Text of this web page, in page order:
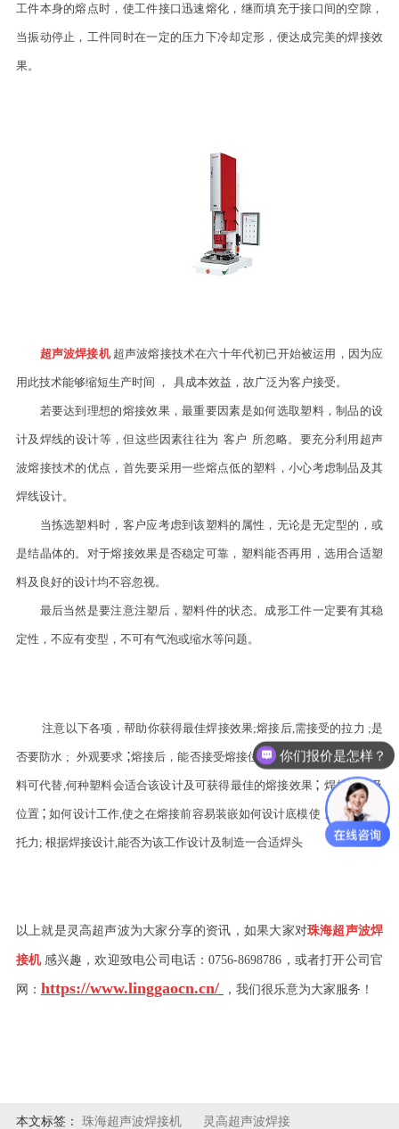
工件本身的熔点时，使工件接口迅速熔化，继而填充于接口间的空隙，
当振动停止，工件同时在一定的压力下冷却定形，便达成完美的焊接效
果。
超声波焊接机 超声波熔接技术在六十年代初已开始被运用，因为应
用此技术能够缩短生产时间 ， 具成本效益，故广泛为客户接受。
若要达到理想的熔接效果，最重要因素是如何选取塑料，制品的设
计及焊线的设计等，但这些因素往往为 客户 所忽略。要充分利用超声
波熔接技术的优点，首先要采用一些熔点低的塑料，小心考虑制品及其
焊线设计。
当拣选塑料时，客户应考虑到该塑料的属性，无论是无定型的，或
是结晶体的。对于熔接效果是否稳定可靠，塑料能否再用，选用合适塑
料及良好的设计均不容忽视。
最后当然是要注意注塑后，塑料件的状态。成形工件一定要有其稳
定性，不应有变型，不可有气泡或缩水等问题。
注意以下各项，帮助你获得最佳焊接效果;熔接后,需接受的拉力 ;是
否要防水 ; 外观要求 ;熔接后，能否接受熔接位外溢胶 ;有否其它近似塑
料可代替,何种塑料会适合该设计及可获得最佳的熔接效果 ; 焊接设计及
位置 ; 如何设计工作,使之在熔接前容易装嵌如何设计底模使 之有最佳承
托力; 根据焊接设计,能否为该工作设计及制造一合适焊头
以上就是灵高超声波为大家分享的资讯，如果大家对珠海超声波焊
接机 感兴趣，欢迎致电公司电话：0756-8698786 ，或者打开公司官
网： https://www.linggaocn.cn/ ，我们很乐意为大家服务！
本文标签： 珠海超声波焊接机 灵高超声波焊接
你们报价是怎样？